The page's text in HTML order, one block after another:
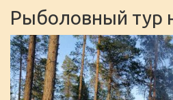
Рыболовный тур